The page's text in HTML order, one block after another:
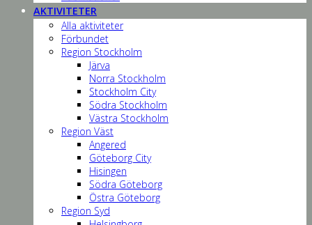
AKTIVITETER
Alla aktiviteter
Förbundet
Region Stockholm
Järva
Norra Stockholm
Stockholm City
Södra Stockholm
Västra Stockholm
Region Väst
Angered
Göteborg City
Hisingen
Södra Göteborg
Östra Göteborg
Region Syd